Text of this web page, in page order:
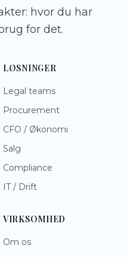
hvor du har
for det.
LØSNINGER
Legal teams
Procurement
CFO / Økonomi
Salg
Compliance
IT / Drift
VIRKSOMHED
Om os